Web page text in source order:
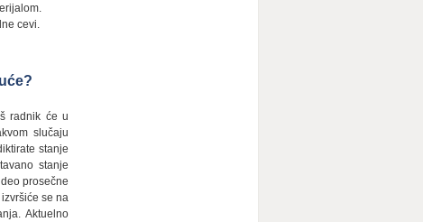
cevi.
radnik će u
slučaju
stanje
stanje
prosečne
se na
Aktuelno